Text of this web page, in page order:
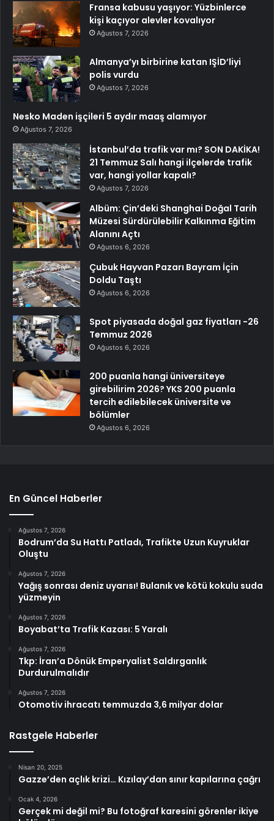
Fransa kabusu yaşıyor: Yüzbinlerce
kişi kaçıyor alevler kovalıyor
Ağustos 7, 2026
Almanya’yı birbirine katan IŞİD’liyi
polis vurdu
Ağustos 7, 2026
Nesko Maden işçileri 5 aydır maaş alamıyor
Ağustos 7, 2026
İstanbul’da trafik var mı? SON DAKİKA!
21 Temmuz Salı hangi ilçelerde trafik
var, hangi yollar kapalı?
Ağustos 7, 2026
Albüm: Çin’deki Shanghai Doğal Tarih
Müzesi Sürdürülebilir Kalkınma Eğitim
Alanını Açtı
Ağustos 6, 2026
Çubuk Hayvan Pazarı Bayram İçin
Doldu Taştı
Ağustos 6, 2026
Spot piyasada doğal gaz fiyatları -26
Temmuz 2026
Ağustos 6, 2026
200 puanla hangi üniversiteye
girebilirim 2026? YKS 200 puanla
tercih edilebilecek üniversite ve
bölümler
Ağustos 6, 2026
En Güncel Haberler
Ağustos 7, 2026
Bodrum’da Su Hattı Patladı, Trafikte Uzun Kuyruklar
Oluştu
Ağustos 7, 2026
Yağış sonrası deniz uyarısı! Bulanık ve kötü kokulu suda
yüzmeyin
Ağustos 7, 2026
Boyabat’ta Trafik Kazası: 5 Yaralı
Ağustos 7, 2026
Tkp: İran’a Dönük Emperyalist Saldırganlık
Durdurulmalıdır
Ağustos 7, 2026
Otomotiv ihracatı temmuzda 3,6 milyar dolar
Rastgele Haberler
Nisan 20, 2025
Gazze’den açlık krizi… Kızılay’dan sınır kapılarına çağrı
Ocak 4, 2026
Gerçek mi değil mi? Bu fotoğraf karesini görenler ikiye